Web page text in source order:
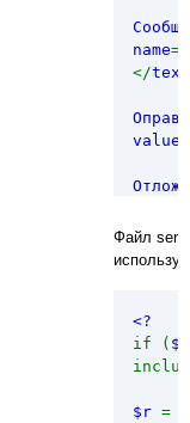
name=
</
value
<
Flash
<
</ form
Файл
<?
if (
$r =